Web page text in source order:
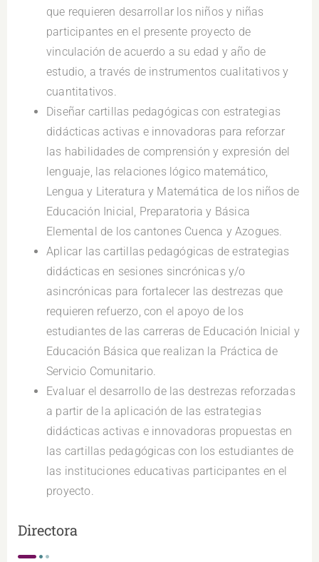
que requieren desarrollar los niños y niñas
participantes en el presente proyecto de
vinculación de acuerdo a su edad y año de
estudio, a través de instrumentos cualitativos y
cuantitativos.
Diseñar cartillas pedagógicas con estrategias
didácticas activas e innovadoras para reforzar
las habilidades de comprensión y expresión del
lenguaje, las relaciones lógico matemático,
Lengua y Literatura y Matemática de los niños de
Educación Inicial, Preparatoria y Básica
Elemental de los cantones Cuenca y Azogues.
Aplicar las cartillas pedagógicas de estrategias
didácticas en sesiones sincrónicas y/o
asincrónicas para fortalecer las destrezas que
requieren refuerzo, con el apoyo de los
estudiantes de las carreras de Educación Inicial y
Educación Básica que realizan la Práctica de
Servicio Comunitario.
Evaluar el desarrollo de las destrezas reforzadas
a partir de la aplicación de las estrategias
didácticas activas e innovadoras propuestas en
las cartillas pedagógicas con los estudiantes de
las instituciones educativas participantes en el
proyecto.
Directora